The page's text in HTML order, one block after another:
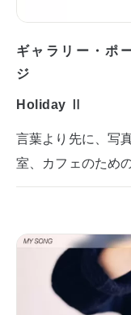
ギャラリー・ポ
ジ
Holiday Ⅱ
言葉より先に、写
室、カフェのため